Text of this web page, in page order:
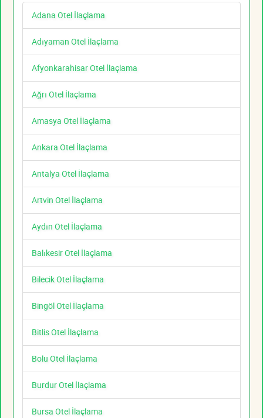
Adana Otel İlaçlama
Adıyaman Otel İlaçlama
Afyonkarahisar Otel İlaçlama
Ağrı Otel İlaçlama
Amasya Otel İlaçlama
Ankara Otel İlaçlama
Antalya Otel İlaçlama
Artvin Otel İlaçlama
Aydın Otel İlaçlama
Balıkesir Otel İlaçlama
Bilecik Otel İlaçlama
Bingöl Otel İlaçlama
Bitlis Otel İlaçlama
Bolu Otel İlaçlama
Burdur Otel İlaçlama
Bursa Otel İlaçlama